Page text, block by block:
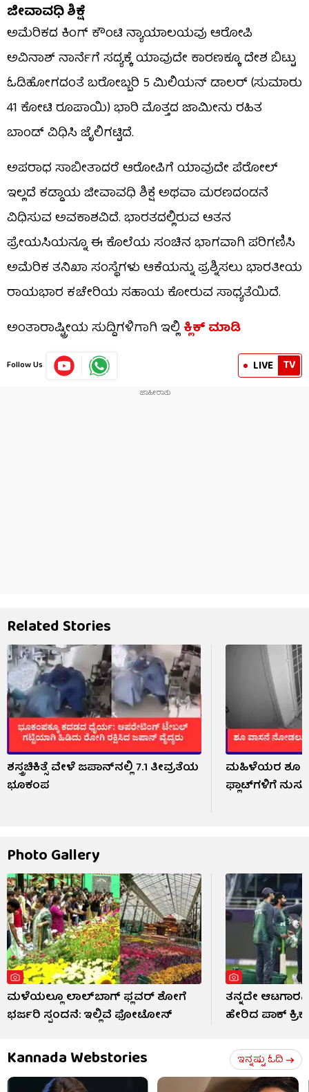
ಜೀವಾವಧಿ ಶಿಕ್ಷೆ
ಅಮೆರಿಕದ ಕಿಂಗ್ ಕೌಂಟಿ ನ್ಯಾಯಾಲಯವು ಆರೋಪಿ
ಅವಿನಾಶ್ ನಾರ್ನೆಗೆ ಸದ್ಯಕ್ಕೆ ಯಾವುದೇ ಕಾರಣಕ್ಕೂ ದೇಶ ಬಿಟ್ಟು
ಓಡಿಹೋಗದಂತೆ ಬರೋಬ್ಬರಿ 5 ಮಿಲಿಯನ್ ಡಾಲರ್ (ಸುಮಾರು
41 ಕೋಟಿ ರೂಪಾಯಿ) ಭಾರಿ ಮೊತ್ತದ ಜಾಮೀನು ರಹಿತ
ಬಾಂಡ್ ವಿಧಿಸಿ ಜೈಲಿಗಟ್ಟಿದೆ.
ಅಪರಾಧ ಸಾಬೀತಾದರೆ ಆರೋಪಿಗೆ ಯಾವುದೇ ಪೆರೋಲ್
ಇಲ್ಲದೆ ಕಡ್ಡಾಯ ಜೀವಾವಧಿ ಶಿಕ್ಷೆ ಅಥವಾ ಮರಣದಂಡನೆ
ವಿಧಿಸುವ ಅವಕಾಶವಿದೆ. ಭಾರತದಲ್ಲಿರುವ ಆತನ
ಪ್ರೇಯಸಿಯನ್ನೂ ಈ ಕೊಲೆಯ ಸಂಚಿನ ಭಾಗವಾಗಿ ಪರಿಗಣಿಸಿ
ಅಮೆರಿಕ ತನಿಖಾ ಸಂಸ್ಥೆಗಳು ಆಕೆಯನ್ನು ಪ್ರಶ್ನಿಸಲು ಭಾರತೀಯ
ರಾಯಭಾರ ಕಚೇರಿಯ ಸಹಾಯ ಕೋರುವ ಸಾಧ್ಯತೆಯಿದೆ.
ಅಂತಾರಾಷ್ಟ್ರೀಯ ಸುದ್ದಿಗಳಿಗಾಗಿ ಇಲ್ಲಿಕ್ಲಿಕ್ ಮಾಡಿ
Follow Us LIVE TV
Related Stories
ಶಸ್ತ್ರಚಿಕಿತ್ಸೆ ವೇಳೆ ಜಪಾನ್​​ನಲ್ಲಿ 7.1 ತೀವ್ರತೆಯ
ಭೂಕಂಪ
ಮಹಿಳೆಯರ ಶೂ
ಫ್ಲಾಟ್‌ಗಳಿಗೆ
Photo Gallery
ಮಳೆಯಲ್ಲೂ ಲಾಲ್‌ಬಾಗ್ ಫ್ಲವರ್ ಶೋಗೆ
ಭರ್ಜರಿ ಸ್ಪಂದನೆ: ಇಲ್ಲಿವೆ ಫೋಟೋಸ್​
ತನ್ನದೇ
ಹೇರಿದ ಪಾಕ್
Kannada Webstories ಇನ್ನಷ್ಟು ಓದಿ